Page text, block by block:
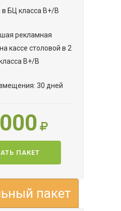
в БЦ класса В+/В
рекламная
кассе столовой в 2
В+/В
30 дней
ПАКЕТ
пакет